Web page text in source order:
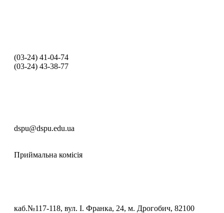
(03‑24) 41‑04‑74
(03‑24) 43‑38‑77
dspu@dspu.edu.ua
Приймальна комісія
каб.№117-118, вул. І. Франка, 24, м. Дрогобич, 82100